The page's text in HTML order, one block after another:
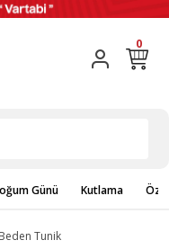
0
Günü Kutlama
Tunik